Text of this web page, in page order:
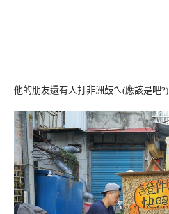
他的朋友還有人打非洲鼓ㄟ(應該是吧?)